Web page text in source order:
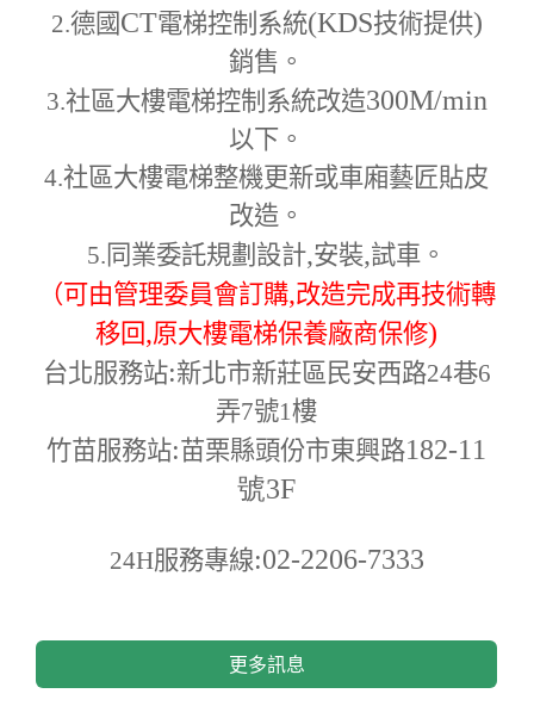
2.德國 CT電梯控制系統(KDS技術提供)
銷售。
3.社區大樓電梯控制系統改造300M/min
以下。
4.社區大樓電梯整機更新或車廂藝匠貼皮
改造。
5. 同業委託規劃設計,安裝,試車。
（可由管理委員會訂購,改造完成再技術轉
移回,原大樓電梯保養廠商保修)
台北服務站:新北市新莊區民安西路24巷6
弄7號1樓
竹苗服務站:苗栗縣頭份市東興路182-11
號3F
24H服務專線:02-2206-7333
更多訊息